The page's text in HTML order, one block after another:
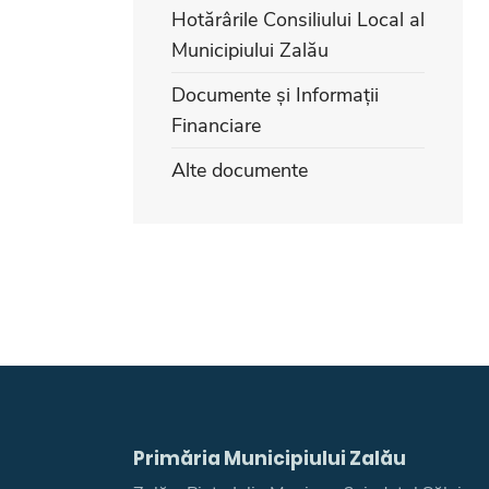
Hotărârile Consiliului Local al
Municipiului Zalău
Documente și Informații
Financiare
Alte documente
Primăria Municipiului Zalău